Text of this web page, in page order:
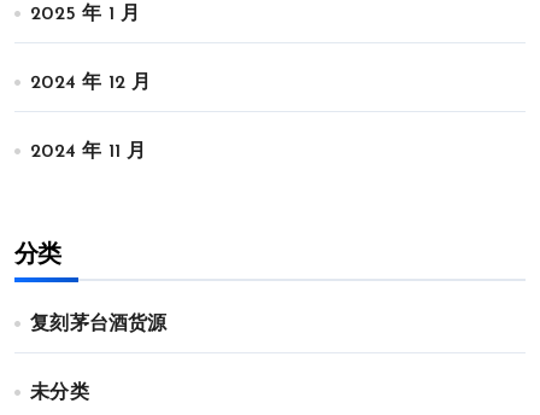
2025 年 1 月
2024 年 12 月
2024 年 11 月
分类
复刻茅台酒货源
未分类